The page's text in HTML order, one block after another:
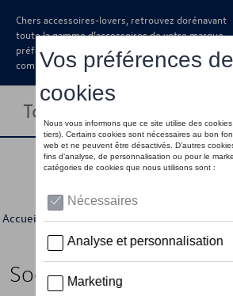
Chers accessoires-lovers, retrouvez dorénavant
toute la gamme d’accessoires de votre marque
préférée sous forme de catalogue à
commander auprès de votre concessionaire.
Toggle navigation
Accueil >Catalogue Volkswagen >Transport
Socle en caoutchouc